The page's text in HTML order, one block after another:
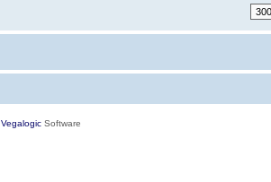
Vegalogic Software